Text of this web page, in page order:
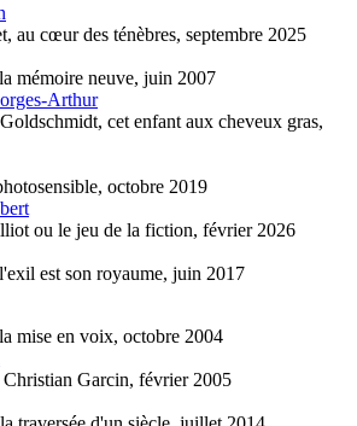
au cœur des ténèbres, septembre 2025
mémoire neuve, juin 2007
Arthur
cet enfant aux cheveux gras,
octobre 2019
ou le jeu de la fiction, février 2026
est son royaume, juin 2017
mise en voix, octobre 2004
Garcin, février 2005